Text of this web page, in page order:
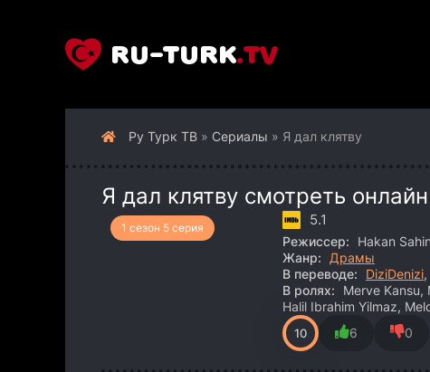
RU-TURK.TV
Ру Турк ТВ » Сериалы » Я дал клятву
Я дал клятву смотреть онлайн
1 сезон 5 серия 5.1
Режиссер:
Hakan Sahin
Жанр:
Драмы
В переводе:
DiziDenizi,
В ролях:
Merve Kansu,
Halil Ibrahim Yilmaz,
10 6 0